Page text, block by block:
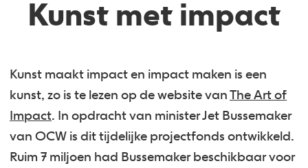
Kunst met impact
Kunst maakt impact en impact maken is een
kunst, zo is te lezen op de website vanThe Art of
Impact. In opdracht van minister Jet Bussemaker
van OCW is dit tijdelijke projectfonds ontwikkeld.
Ruim 7 miljoen had Bussemaker beschikbaar voor